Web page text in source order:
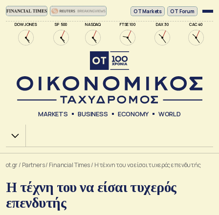
DOW JONES SP 500 NASDAQ FTSE 100 DAX 30 CAC 40
ΟΤ Markets OT Forum
MARKETS BUSINESS ECONOMY WORLD
Χ.Α.
ot.gr/ Partners/ Financial Times/ Η τέχνη του να είσαι τυχερός επενδυτής
Η τέχνη του να είσαι τυχερός
επενδυτής